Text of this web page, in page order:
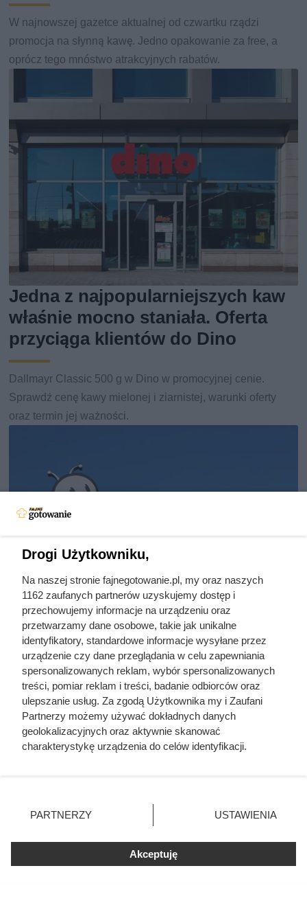
W najnowszej gazetce aktualnej od czwartku rządzi
promocja na słynną kawę. Jedno opakowanie za free, a
oprócz tego mnóstwo atrakcyjnych rabatów.
Jedna z najpopularniejszych kaw
właśnie mocno staniała. Oferta
przyciąga klientów do Dino
Dallmayr Classic 500 g w Dino w promocyjnej cenie.
Sprawdź cenę kawy mielonej i ziarnistej, warunki oferty
oraz termin jej ważności.
Biedronka przeceniła kultową
kawę o prawie 40 zł. Klienci
ruszyli do sklepów
Miłośnicy kawy ruszyli do Biedronki po Tchibo Exclusive.
Przy zakupie dwóch opakowań kilogramowa kawa kosztuje
Drogi Użytkowniku,
Na naszej stronie fajnegotowanie.pl, my oraz naszych
1162 zaufanych partnerów uzyskujemy dostęp i
przechowujemy informacje na urządzeniu oraz
przetwarzamy dane osobowe, takie jak unikalne
identyfikatory, standardowe informacje wysyłane przez
urządzenie czy dane przeglądania w celu zapewniania
spersonalizowanych reklam, wybór spersonalizowanych
treści, pomiar reklam i treści, badanie odbiorców oraz
ulepszanie usług. Za zgodą Użytkownika my i Zaufani
Partnerzy możemy używać dokładnych danych
geolokalizacyjnych oraz aktywnie skanować
charakterystykę urządzenia do celów identyfikacji.
zmienić/wycofać klikając przycisk ustawień prywatności
znajdujący się w lewym dolnym rogu strony
rodzaje przetwarzania danych nie wymagają zgody
użytkownika, ale masz prawo sprzeciwić się takiemu
przetwarzaniu. Preferencje będą miały zastosowania tylko
PARTNERZY USTAWIENIA
Akceptuję